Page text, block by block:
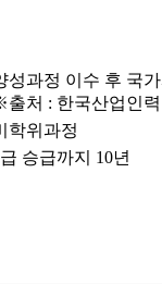
성과정 이수 후 국
출처 : 한국산업인
학위과정
승급까지 10년